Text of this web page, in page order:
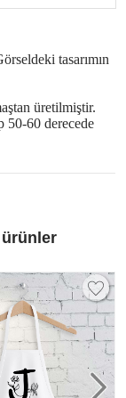
tasarımın
üretilmiştir.
50-60 derecede